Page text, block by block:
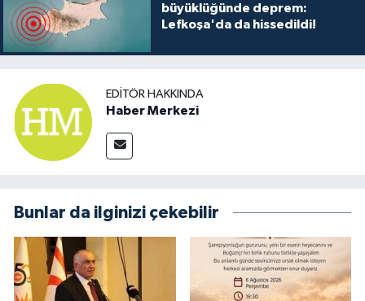
büyüklüğünde deprem:
Lefkoşa'da da hissedildi!
EDITÖR HAKKINDA
Haber Merkezi
Bunlar da ilginizi çekebilir